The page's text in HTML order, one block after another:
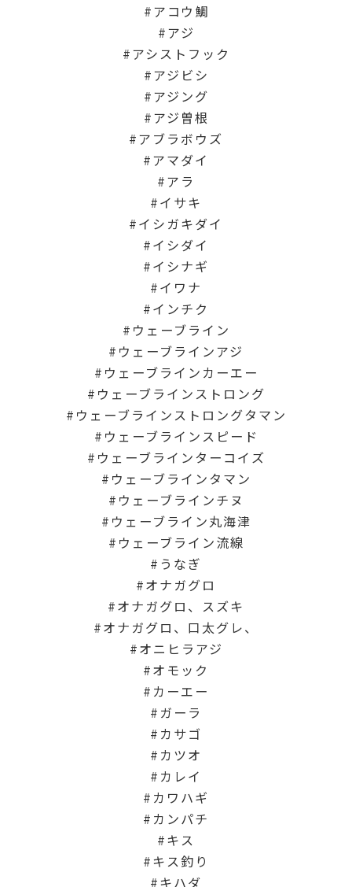
アコウ鯛
アジ
アシストフック
アジビシ
アジング
アジ曽根
アブラボウズ
アマダイ
アラ
イサキ
イシガキダイ
イシダイ
イシナギ
イワナ
インチク
ウェーブライン
ウェーブラインアジ
ウェーブラインカーエー
ウェーブラインストロング
ウェーブラインストロングタマン
ウェーブラインスピード
ウェーブラインターコイズ
ウェーブラインタマン
ウェーブラインチヌ
ウェーブライン丸海津
ウェーブライン流線
うなぎ
オナガグロ
オナガグロ、スズキ
オナガグロ、口太グレ、
オニヒラアジ
オモック
カーエー
ガーラ
カサゴ
カツオ
カレイ
カワハギ
カンパチ
キス
キス釣り
キハダ